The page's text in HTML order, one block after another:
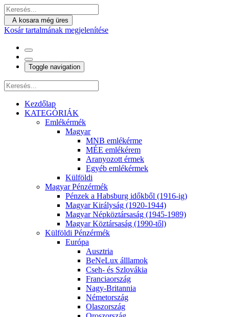
A kosara még üres
Kosár tartalmának megjelenítése
Toggle navigation
Kezdőlap
KATEGÓRIÁK
Emlékérmék
Magyar
MNB emlékérme
MÉE emlékérem
Aranyozott érmek
Egyéb emlékérmek
Külföldi
Magyar Pénzérmék
Pénzek a Habsburg időkből (1916-ig)
Magyar Királyság (1920-1944)
Magyar Népköztársaság (1945-1989)
Magyar Köztársaság (1990-től)
Külföldi Pénzérmék
Európa
Ausztria
BeNeLux álllamok
Cseh- és Szlovákia
Franciaország
Nagy-Britannia
Németország
Olaszország